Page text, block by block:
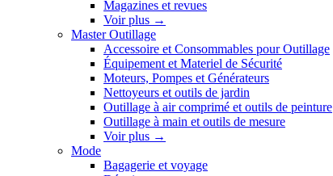
Magazines et revues
Voir plus →
Master Outillage
Accessoire et Consommables pour Outillage
Équipement et Materiel de Sécurité
Moteurs, Pompes et Générateurs
Nettoyeurs et outils de jardin
Outillage à air comprimé et outils de peinture
Outillage à main et outils de mesure
Voir plus →
Mode
Bagagerie et voyage